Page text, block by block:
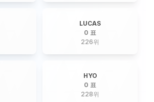
LUCAS
0 표
226위
HYO
0 표
228위